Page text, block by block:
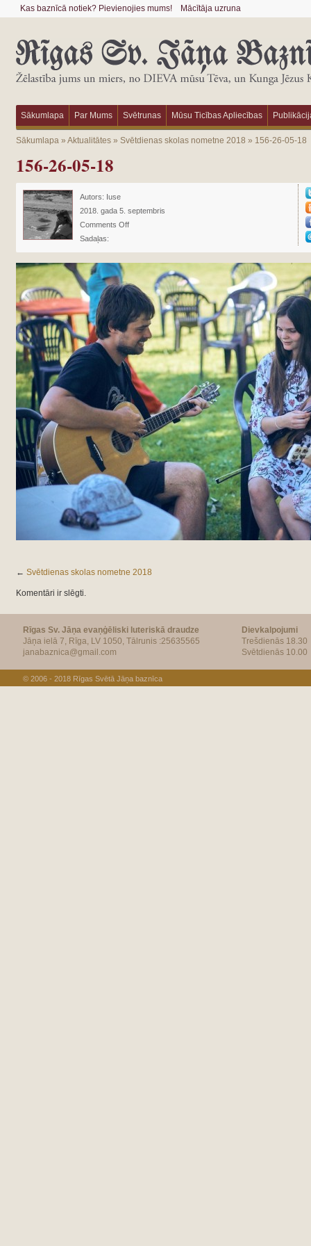
Kas baznīcā notiek? Pievienojies mums! Mācītāja uzruna
Sākumlapa Par Mums Svētrunas Mūsu Ticības Apliecības
Sākumlapa» Aktualitātes» Svētdienas skolas nometne 2018 » 156-26-05-18
156-26-05-18
Autors: Iuse
2018. gada 5. septembris
Comments Off
Sadaļas:
← Svētdienas skolas nometne 2018
Komentāri ir slēgti.
Rīgas Sv. Jāņa evaņģēliski luteriskā draudze
Jāņa ielā 7, Rīga, LV 1050, Tālrunis :25635565
janabaznica@gmail.com
Dievkalpojumi
Trešdienās 18.30
Svētdienās 10.00
© 2006 - 2018 Rīgas Svētā Jāņa baznīca